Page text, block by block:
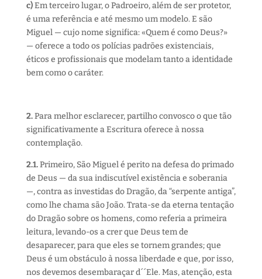
c)Em terceiro lugar, o Padroeiro, além de ser protetor,
é uma referência e até mesmo um modelo. E são
Miguel — cujo nome significa: «Quem é como Deus?»
— oferece a todo os polícias padrões existenciais,
éticos e profissionais que modelam tanto a identidade
bem como o caráter.
2.Para melhor esclarecer, partilho convosco o que tão
significativamente a Escritura oferece à nossa
contemplação.
2.1.Primeiro, São Miguel é perito na defesa do primado
de Deus — da sua indiscutível existência e soberania
—, contra as investidas do Dragão, da “serpente antiga”,
como lhe chama são João. Trata-se da eterna tentação
do Dragão sobre os homens, como referia a primeira
leitura, levando-os a crer que Deus tem de
desaparecer, para que eles se tornem grandes; que
Deus é um obstáculo à nossa liberdade e que, por isso,
nos devemos desembaraçar d´´Ele. Mas, atenção, esta